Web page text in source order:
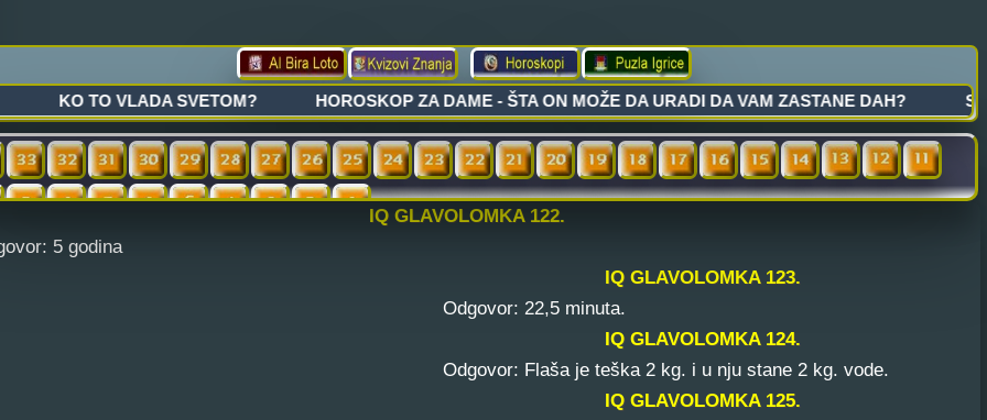
IQ GLAVOLOMKA 122.
5 godina
IQ GLAVOLOMKA 123.
Odgovor: 22,5 minuta.
IQ GLAVOLOMKA 124.
Odgovor: Flaša je teška 2 kg. i u nju stane 2 kg. vode.
IQ GLAVOLOMKA 125.